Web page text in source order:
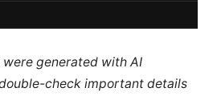
generated with AI
check important details